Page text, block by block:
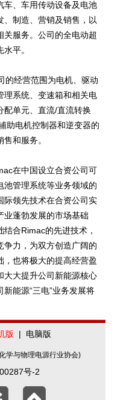
、车用传动设备及电池
制造、营销及销售，以
关服务。公司的全电动超
平。
经营范围为电机、驱动
理系统、变速箱和相关电
配单元、直流/直流转换
助电机控制器和逆变器的
和服务。
在中国设立合资公司可
池管理系统等业务领域的
际领先技术在合资公司实
业蓬勃发展的市场基础
合Rimac的先进技术，
争力，为双方创造广阔的
也将极大的提高经营盈
大大提升公司新能源核心
能源“三电”业务发展将
版 | 电脑版
学与物理电源行业协会)
号-2